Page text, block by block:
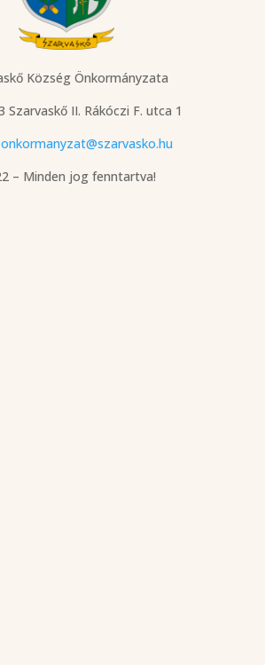
Község Önkormányzata
Szarvaskő II. Rákóczi F. utca 1
onkormanyzat@szarvasko.hu
– Minden jog fenntartva!